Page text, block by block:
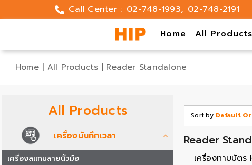
to
Call Center : 02-748-1993, 02-748-2191
Home
All Products
Home| All Products | Reader Standalone
All Products
เครื่องบันทึกเวลา
เครื่องสแกนลายนิ้วมือ
Sort by Default
Reader
เครื่องทาบบัต